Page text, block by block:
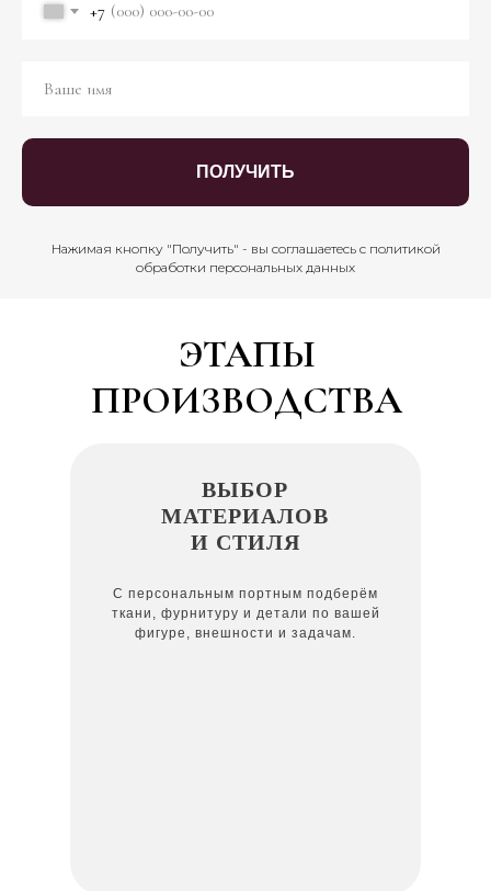
+7
ПОЛУЧИТЬ
Нажимая кнопку "Получить" - вы соглашаетесь с политикой
обработки персональных данных
С персональным портным подберём
ткани, фурнитуру и детали по вашей
фигуре, внешности и задачам.
ВЫБОР
МАТЕРИАЛОВ
И СТИЛЯ
ЭТАПЫ
ПРОИЗВОДСТВА